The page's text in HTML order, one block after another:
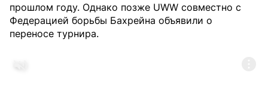
прошлом году. Однако позже UWW совместно с
Федерацией борьбы Бахрейна объявили о
переносе турнира.